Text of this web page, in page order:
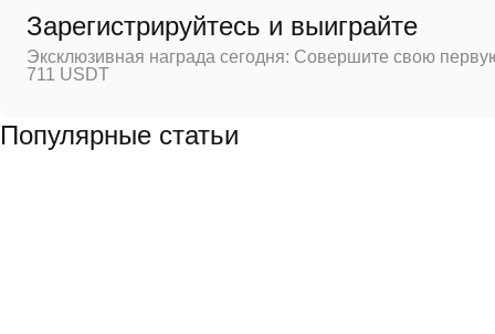
Зарегистрируйтесь и выиграйте
Эксклюзивная награда сегодня: Совершите свою
711 USDT
Популярные статьи